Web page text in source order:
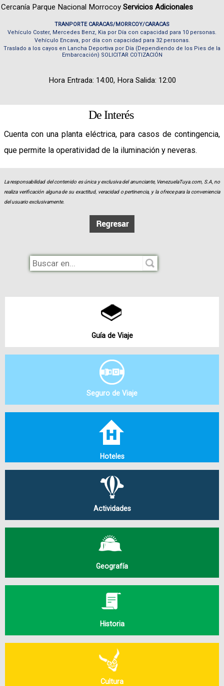
Cercanía Parque Nacional Morrocoy Servicios Adicionales
TRANPORTE CARACAS/MORRCOY/CARACAS
Vehículo Coster, Mercedes Benz, Kia por Día con capacidad para 10 personas.
Vehículo Encava, por día con capacidad para 32 personas.
Traslado a los cayos en Lancha Deportiva por Día (Dependiendo de los Pies de la
Embarcación) SOLICITAR COTIZACIÓN
Hora Entrada: 14:00, Hora Salida: 12:00
De Interés
Cuenta con una planta eléctrica, para casos de contingencia,
que permite la operatividad de la iluminación y neveras.
La responsabilidad del contenido es única y exclusiva del anunciante, VenezuelaTuya.com, S.A, no
realiza verificación alguna de su exactitud, veracidad o pertinencia, y la ofrece para la conveniencia
del usuario exclusivamente.
Guía de Viaje
Seguro de Viaje
Hoteles
Actividades
Geografía
Historia
Cultura